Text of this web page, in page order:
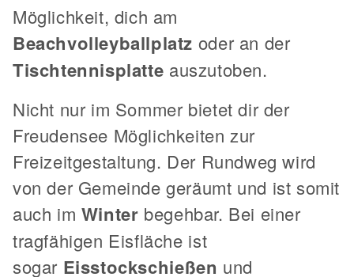
Möglichkeit, dich am
Beachvolleyballplatz oder an der
Tischtennisplatte auszutoben.
Nicht nur im Sommer bietet dir der
Freudensee Möglichkeiten zur
Freizeitgestaltung. Der Rundweg wird
von der Gemeinde geräumt und ist somit
auch im Winter begehbar. Bei einer
tragfähigen Eisfläche ist
sogar Eisstockschießen und